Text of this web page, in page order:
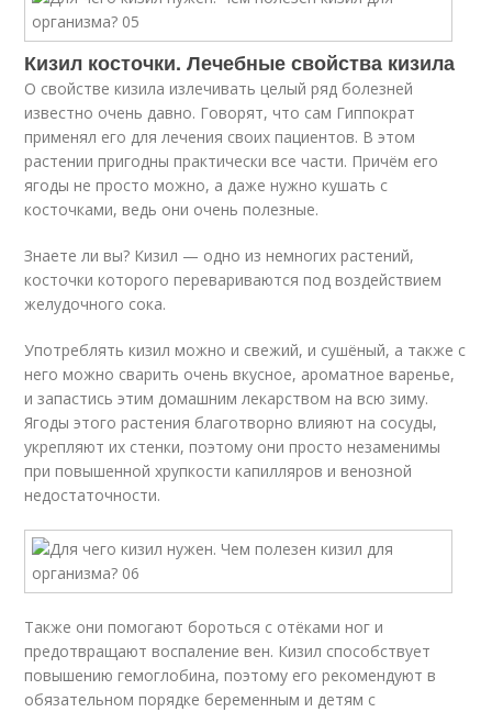
Кизил косточки. Лечебные свойства кизила
О свойстве кизила излечивать целый ряд болезней
известно очень давно. Говорят, что сам Гиппократ
применял его для лечения своих пациентов. В этом
растении пригодны практически все части. Причём его
ягоды не просто можно, а даже нужно кушать с
косточками, ведь они очень полезные.
Знаете ли вы? Кизил — одно из немногих растений,
косточки которого перевариваются под воздействием
желудочного сока.
Употреблять кизил можно и свежий, и сушёный, а также с
него можно сварить очень вкусное, ароматное варенье,
и запастись этим домашним лекарством на всю зиму.
Ягоды этого растения благотворно влияют на сосуды,
укрепляют их стенки, поэтому они просто незаменимы
при повышенной хрупкости капилляров и венозной
недостаточности.
Также они помогают бороться с отёками ног и
предотвращают воспаление вен. Кизил способствует
повышению гемоглобина, поэтому его рекомендуют в
обязательном порядке беременным и детям с